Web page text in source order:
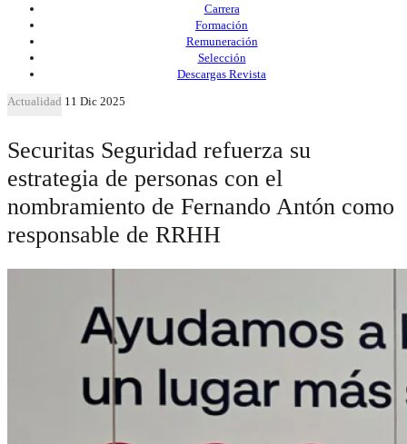
Carrera
Formación
Remuneración
Selección
Descargas Revista
Actualidad 11 Dic 2025
Securitas Seguridad refuerza su
estrategia de personas con el
nombramiento de Fernando Antón como
responsable de RRHH